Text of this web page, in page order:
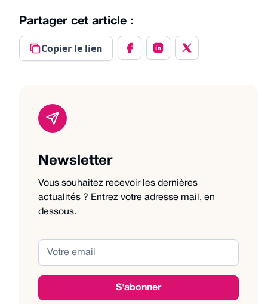
Partager cet article :
Copier le lien
Newsletter
Vous souhaitez recevoir les dernières
actualités ? Entrez votre adresse mail, en
dessous.